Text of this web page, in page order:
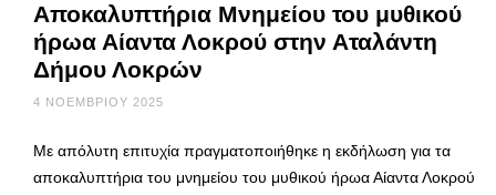
Αποκαλυπτήρια Μνημείου του μυθικού
ήρωα Αίαντα Λοκρού στην Αταλάντη
Δήμου Λοκρών
4 ΝΟΕΜΒΡΊΟΥ 2025
Με απόλυτη επιτυχία πραγματοποιήθηκε η εκδήλωση για τα
αποκαλυπτήρια του μνημείου του μυθικού ήρωα Αίαντα Λοκρού